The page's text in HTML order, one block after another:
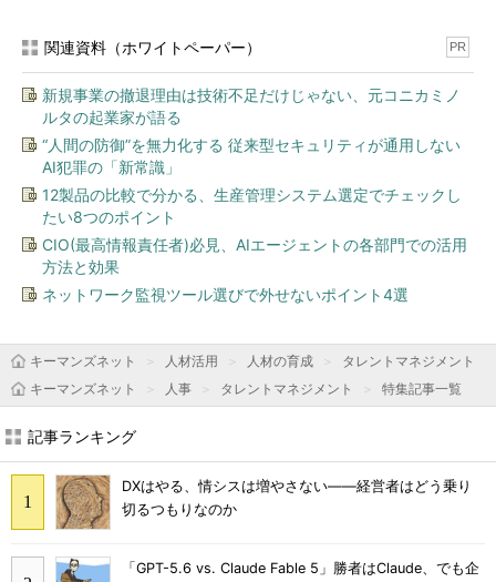
関連資料（ホワイトペーパー） PR
新規事業の撤退理由は技術不足だけじゃない、元コニカミノ
ルタの起業家が語る
“人間の防御”を無力化する 従来型セキュリティが通用しない
AI犯罪の「新常識」
12製品の比較で分かる、生産管理システム選定でチェックし
たい8つのポイント
CIO(最高情報責任者)必見、AIエージェントの各部門での活用
方法と効果
ネットワーク監視ツール選びで外せないポイント4選
キーマンズネット 人材活用 人材の育成
タレントマネジメント
キーマンズネット
人事 タレントマネジメント 特集記事一覧
記事ランキング
DXはやる、情シスは増やさない――経営者はどう乗り
切るつもりなのか
「GPT-5.6 vs. Claude Fable 5」勝者はClaude、でも企